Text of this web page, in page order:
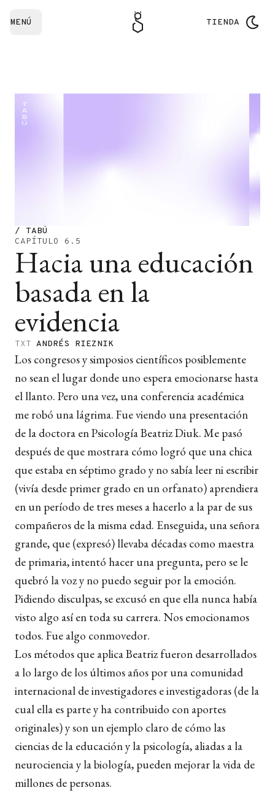
MENÚ TIENDA
/ TABÚ
CAPÍTULO 6.5
Hacia una educación
basada en la
evidencia
TXT ANDRÉS RIEZNIK
Los congresos y simposios científicos posiblemente
no sean el lugar donde uno espera emocionarse hasta
el llanto. Pero una vez, una conferencia académica
me robó una lágrima. Fue viendo una presentación
de la doctora en Psicología Beatriz Diuk. Me pasó
después de que mostrara cómo logró que una chica
que estaba en séptimo grado y no sabía leer ni escribir
(vivía desde primer grado en un orfanato) aprendiera
en un período de tres meses a hacerlo a la par de sus
compañeros de la misma edad. Enseguida, una señora
grande, que (expresó) llevaba décadas como maestra
de primaria, intentó hacer una pregunta, pero se le
quebró la voz y no puedo seguir por la emoción.
Pidiendo disculpas, se excusó en que ella nunca había
visto algo así en toda su carrera. Nos emocionamos
todos. Fue algo conmovedor.
Los métodos que aplica Beatriz fueron desarrollados
a lo largo de los últimos años por una comunidad
internacional de investigadores e investigadoras (de la
cual ella es parte y ha contribuido con aportes
originales) y son un ejemplo claro de cómo las
ciencias de la educación y la psicología, aliadas a la
neurociencia y la biología, pueden mejorar la vida de
millones de personas.